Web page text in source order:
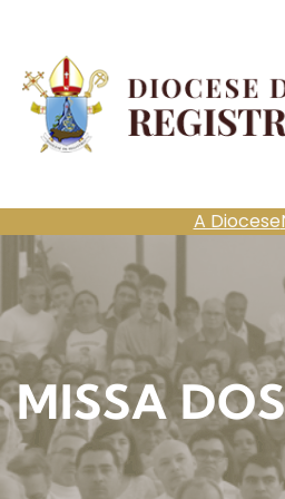
conteúdo
A Diocese
MISSA